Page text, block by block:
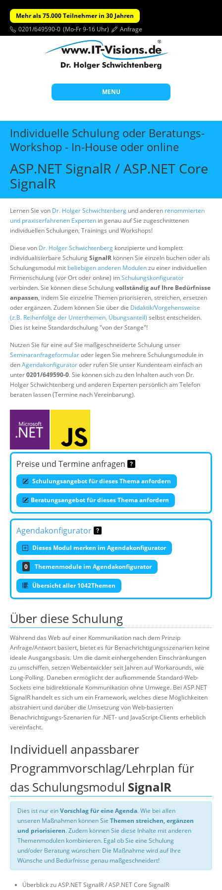
Mehr als 75.000 Teilnehmer in 30 Jahren
0201/649590-0 (Mo-Fr 9-16 Uhr) Anfrage
MENU
Start
Themen
Individuelle Schulungen
Wissen
Über uns
Suche
Individuelle Schulung oder Beratungs-
Workshop - In-House oder online
ASP.NET SignalR / ASP.NET Core
SignalR
Lernen Sie von Dr. Holger Schwichtenberg und anderen renommierten
und praxiserfahrenen Experten in genau auf Sie zugeschnittenen
individuellen Schulungen, Trainings und Workshops!
Diese von Dr. Holger Schwichtenberg konzipierte und komplett
individualisierbare SchulungSignalR können Sie einzeln buchen oder als
Schulungsmodul mit beliebigen anderen Modulenzu einer individuellen
Firmenschulung (vor Ort oder online) imSchulungskonfigurator
verbinden. Sie können diese Schulungvollständig auf Ihre Bedürfnisse
anpassen, indem Sie einzelne Themen priorisieren, streichen, ersetzen
oder ergänzen. Zudem können Sie über die Didaktik/Vorgehensweise
(z.B. Reihenfolge der Unterthemen, Übungsanteil) selbst entscheiden.
Dies ist keine Standardschulung "von der Stange"!
Nutzen Sie für eine auf Sie maßgeschneiderte Schulung unser
Seminaranfrageformularoder legen Sie mehrere Schulungsmodule in
denAgendakonfiguratoroder rufen Sie unser Kundenteam einfach an
unter0201/649590-0. Sie können sich zu den Inhalten auch von Dr.
Holger Schwichtenberg und anderen Experten persönlich am Telefon
beraten lassen (Termine nach Vereinbarung).
Preise und Termine anfragen
Schulungsangebot für dieses Thema anfordern
Beratungsangebot für dieses Thema anfordern
Agendakonfigurator
Dieses Modul merken im Agendakonfigurator
0 Themenmodule im Agendakonfigurator
Übersicht aller 1042Themen
Über diese Schulung
Während das Web auf einer Kommunikation nach dem Prinzip
Anfrage/Antwort basiert, bietet es für Benachrichtigungsszenarien keine
ideale Ausgangsbasis. Um die damit einhergehenden Einschränkungen
zu umschiffen, setzen Webentwickler seit Jahren auf Workarounds, wie
Long-Polling. Daneben ermöglicht der aufkommende Standard-Web-
Sockets eine bidirektionale Kommunikation ohne Umwege. Bei ASP.NET
SignalR handelt es sich um ein Framework, welches diese Möglichkeiten
abstrahiert und darüber die Umsetzung von Web-basierten
Benachrichtigungs-Szenarien für .NET- und JavaScript-Clients erheblich
vereinfacht.
Individuell anpassbarer
Programmvorschlag/Lehrplan für
das Schulungsmodul SignalR
Dies ist nur einVorschlag für eine Agenda. Wie bei allen
unseren Maßnahmen können Sie Themen streichen, ergänzen
und priorisieren. Zudem können Sie diese Inhalte mit anderen
Themenmodulen kombinieren. Egal ob Sie eine Schulung
und/oder Beratung wünschen: Die Maßnahme wird auf Ihre
Wünsche und Bedürfnisse genau maßgeschneidert!
Überblick zu ASP.NET SignalR / ASP.NET Core SignalR